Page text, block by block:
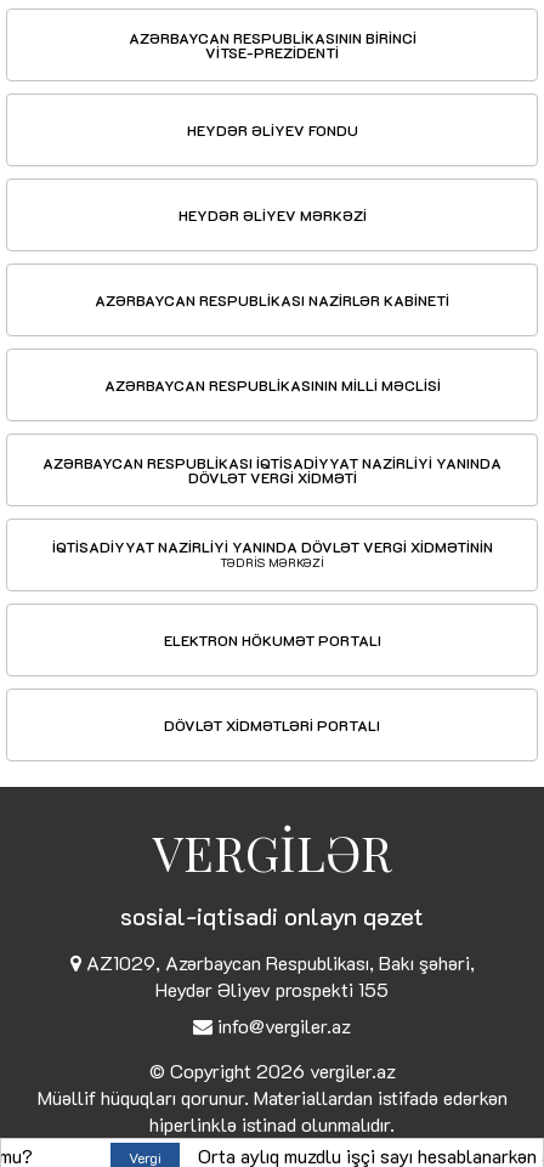
AZƏRBAYCAN RESPUBLİKASININ BİRİNCİ
VİTSE-PREZİDENTİ
HEYDƏR ƏLİYEV FONDU
HEYDƏR ƏLİYEV MƏRKƏZİ
AZƏRBAYCAN RESPUBLİKASI NAZİRLƏR KABİNETİ
AZƏRBAYCAN RESPUBLİKASININ MİLLİ MƏCLİSİ
AZƏRBAYCAN RESPUBLİKASI İQTİSADİYYAT NAZİRLİYİ YANINDA
DÖVLƏT VERGİ XİDMƏTİ
İQTİSADİYYAT NAZİRLİYİ YANINDA DÖVLƏT VERGİ XİDMƏTİNİN
TƏDRİS MƏRKƏZİ
ELEKTRON HÖKUMƏT PORTALI
DÖVLƏT XİDMƏTLƏRİ PORTALI
VERGİLƏR
sosial-iqtisadi onlayn qəzet
AZ1029, Azərbaycan Respublikası, Bakı şəhəri,
Heydər Əliyev prospekti 155
info@vergiler.az
© Copyright 2026 vergiler.az
Müəllif hüquqları qorunur. Materiallardan istifadə edərkən
hiperlinklə istinad olunmalıdır.
Orta aylıq muzdlu işçi sayı hesablanarkən